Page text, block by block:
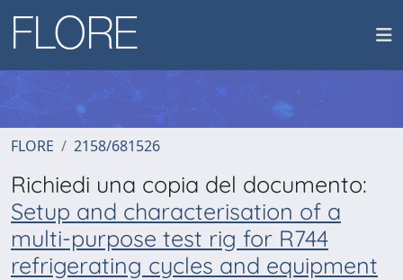
FLORE 2158/681526
Richiedi una copia del documento:
Setup and characterisation of a
multi-purpose test rig for R744
refrigerating cycles and equipment